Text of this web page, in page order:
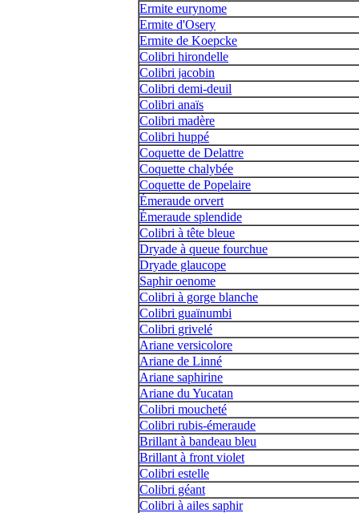
Ermite eurynome
Ermite d'Osery
Ermite de Koepcke
Colibri hirondelle
Colibri jacobin
Colibri demi-deuil
Colibri anaïs
Colibri madère
Colibri huppé
Coquette de Delattre
Coquette chalybée
Coquette de Popelaire
Émeraude orvert
Émeraude splendide
Colibri à tête bleue
Dryade à queue fourchue
Dryade glaucope
Saphir oenome
Colibri à gorge blanche
Colibri guaïnumbi
Colibri grivelé
Ariane versicolore
Ariane de Linné
Ariane saphirine
Ariane du Yucatan
Colibri moucheté
Colibri rubis-émeraude
Brillant à bandeau bleu
Brillant à front violet
Colibri estelle
Colibri géant
Colibri à ailes saphir